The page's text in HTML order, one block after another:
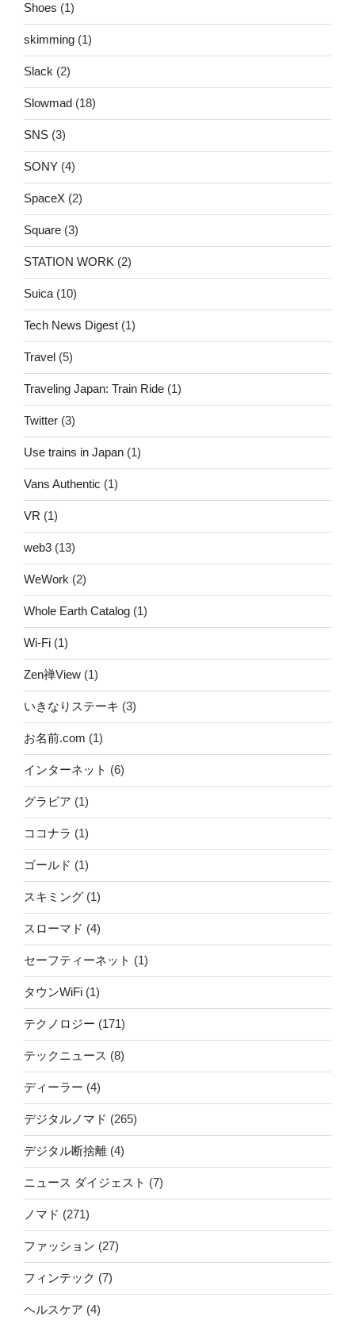
Shoes (1)
skimming (1)
Slack (2)
Slowmad (18)
SNS (3)
SONY (4)
SpaceX (2)
Square (3)
STATION WORK (2)
Suica (10)
Tech News Digest (1)
Travel (5)
Traveling Japan: Train Ride (1)
Twitter (3)
Use trains in Japan (1)
Vans Authentic (1)
VR (1)
web3 (13)
WeWork (2)
Whole Earth Catalog (1)
Wi-Fi (1)
Zen禅View (1)
いきなりステーキ (3)
お名前.com (1)
インターネット (6)
グラビア (1)
ココナラ (1)
ゴールド (1)
スキミング (1)
スローマド (4)
セーフティーネット (1)
タウンWiFi (1)
テクノロジー (171)
テックニュース (8)
ディーラー (4)
デジタルノマド (265)
デジタル断捨離 (4)
ニュース ダイジェスト (7)
ノマド (271)
ファッション (27)
フィンテック (7)
ヘルスケア (4)